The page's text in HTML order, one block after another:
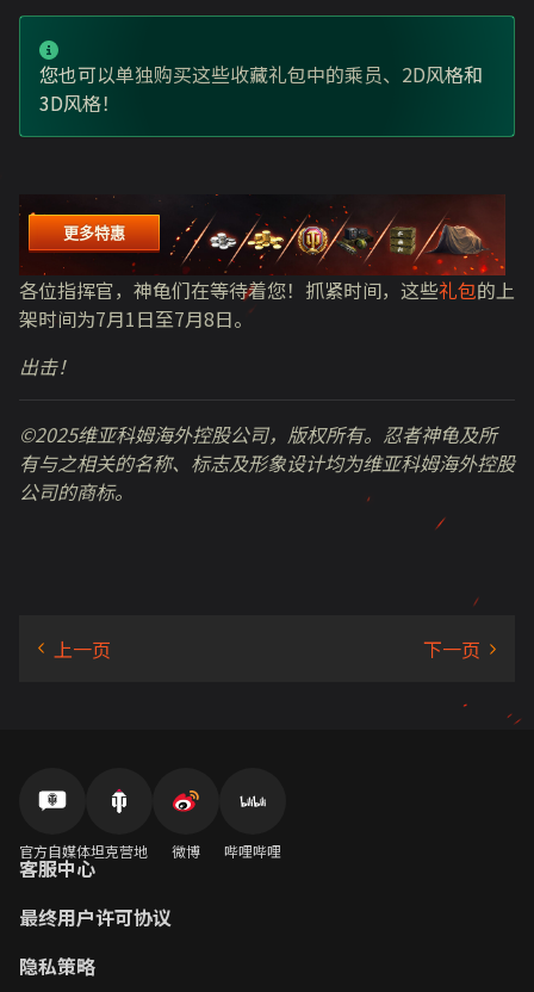
您也可以单独购买这些收藏礼包中的乘员、2D风格和
3D风格！
更多特惠
各位指挥官，神龟们在等待着您！抓紧时间，这些礼包的上
架时间为7月1日至7月8日。
出击！
©2025维亚科姆海外控股公司，版权所有。忍者神龟及所
有与之相关的名称、标志及形象设计均为维亚科姆海外控股
公司的商标。
官方自媒体坦克营地 微博 哔哩哔哩
客服中心
最终用户许可协议
隐私策略